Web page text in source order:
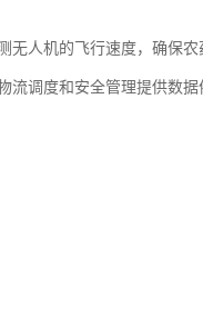
无人机的飞行速度，确保
流调度和安全管理提供数